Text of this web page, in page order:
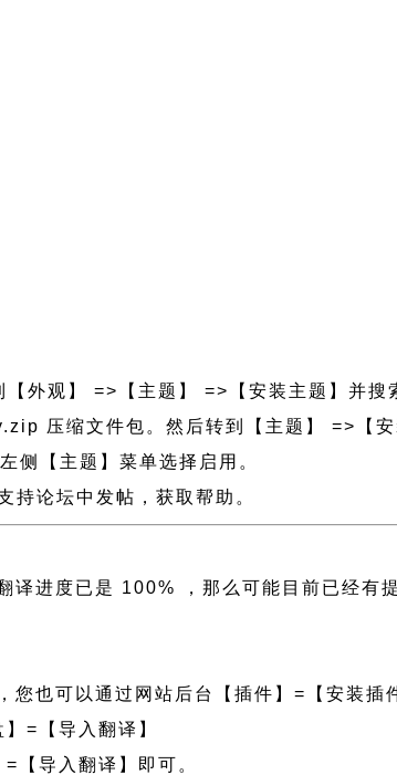
外观】 =>【主题】 =>【安装主题】并搜
压缩文件包。然后转到【主题】 =>【安
侧【主题】菜单选择启用。
论坛中发帖，获取帮助。
进度已是 100% ，那么可能目前已经有
您也可以通过网站后台【插件】=【安装
=【导入翻译】
【导入翻译】即可。